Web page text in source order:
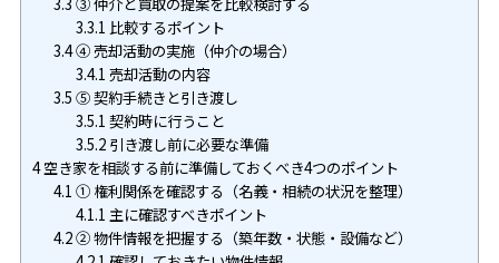
3.3.1 比較するポイント
3.4④ 売却活動の実施（仲介の場合）
3.4.1 売却活動の内容
3.5 ⑤ 契約手続きと引き渡し
3.5.1 契約時に行うこと
3.5.2 引き渡し前に必要な準備
4空き家を相談する前に準備しておくべき4つのポイント
4.1 ① 権利関係を確認する（名義・相続の状況を整理）
4.1.1 主に確認すべきポイント
4.2② 物件情報を把握する（築年数・状態・設備など）